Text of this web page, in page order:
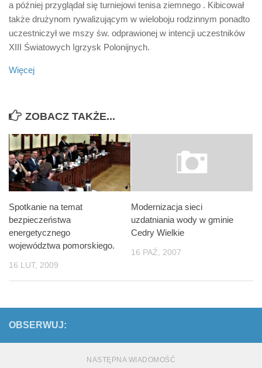
a później przyglądał się turniejowi tenisa ziemnego . Kibicował
także drużynom rywalizującym w wieloboju rodzinnym ponadto
uczestniczył we mszy św. odprawionej w intencji uczestników
XIII Światowych Igrzysk Polonijnych.
Więcej
ZOBACZ TAKŻE...
Spotkanie na temat
bezpieczeństwa
energetycznego
województwa pomorskiego.
16 LUT, 2009
Modernizacja sieci
uzdatniania wody w gminie
Cedry Wielkie
16 PAŹ, 2007
OBSERWUJ:
NASTĘPNA WIADOMOŚĆ